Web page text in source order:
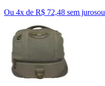
Ou 4x de R$ 72,48 sem jurosou